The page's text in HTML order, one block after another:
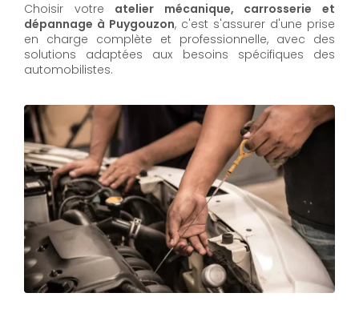
Choisir votre atelier mécanique, carrosserie et
dépannage à Puygouzon, c'est s'assurer d'une prise
en charge complète et professionnelle, avec des
solutions adaptées aux besoins spécifiques des
automobilistes.